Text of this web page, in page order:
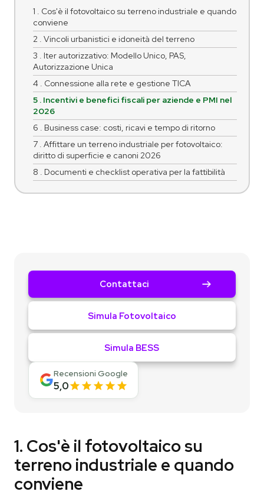
1 . Cos'è il fotovoltaico su terreno industriale e quando
conviene
2 . Vincoli urbanistici e idoneità del terreno
3 . Iter autorizzativo: Modello Unico, PAS,
Autorizzazione Unica
4 . Connessione alla rete e gestione TICA
5 . Incentivi e benefici fiscali per aziende e PMI nel
2026
6 . Business case: costi, ricavi e tempo di ritorno
7 . Affittare un terreno industriale per fotovoltaico:
diritto di superficie e canoni 2026
8 . Documenti e checklist operativa per la fattibilità
Contattaci
Simula Fotovoltaico
Simula BESS
Recensioni Google
5,0
1. Cos'è il fotovoltaico su
terreno industriale e quando
conviene